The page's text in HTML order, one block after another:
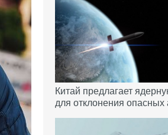
Китай предлагает
для отклонения опасных